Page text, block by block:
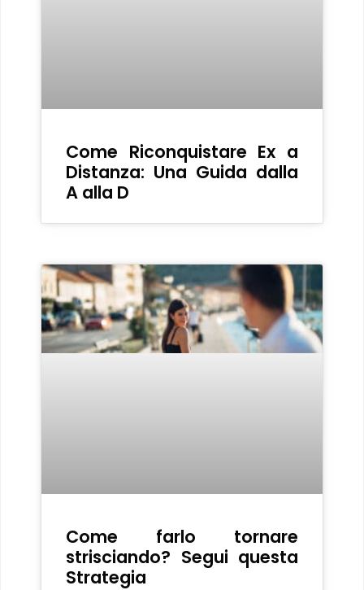
Come Riconquistare Ex a
Distanza: Una Guida dalla
A alla D
Come farlo tornare
strisciando? Segui questa
Strategia